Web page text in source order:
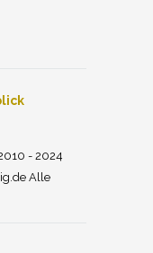
- 2024
Alle